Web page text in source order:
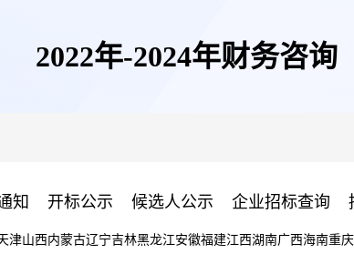
2022年-2024年财务咨询
知 开标公示 候选人公示 企业招标查询
津山西内蒙古辽宁吉林黑龙江安徽福建江西湖南广西海南重庆